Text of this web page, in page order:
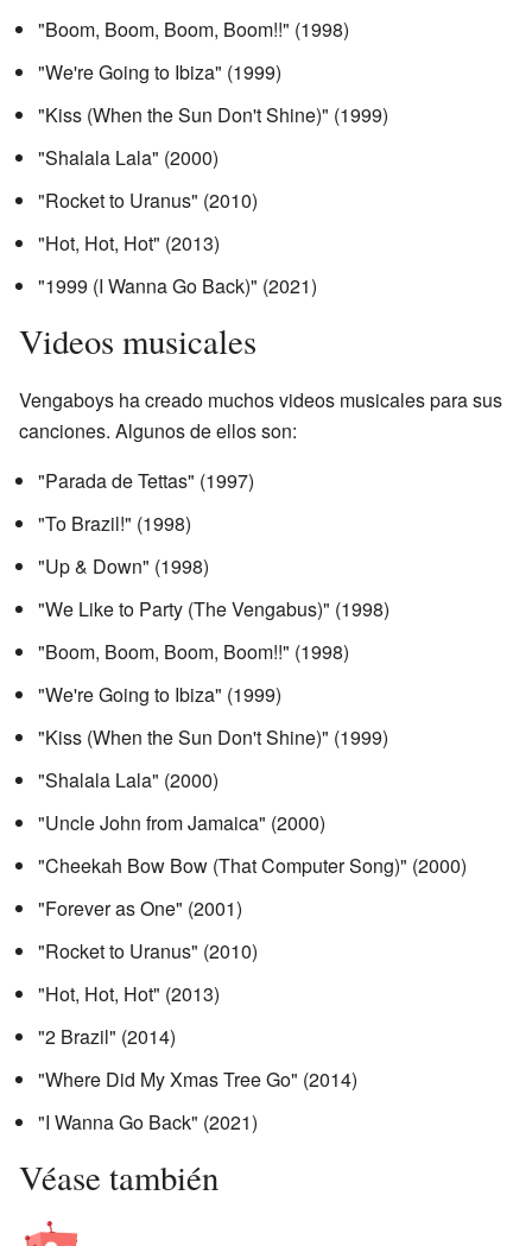
"Boom, Boom, Boom, Boom!!" (1998)
"We're Going to Ibiza" (1999)
"Kiss (When the Sun Don't Shine)" (1999)
"Shalala Lala" (2000)
"Rocket to Uranus" (2010)
"Hot, Hot, Hot" (2013)
"1999 (I Wanna Go Back)" (2021)
Videos musicales
Vengaboys ha creado muchos videos musicales para sus
canciones. Algunos de ellos son:
"Parada de Tettas" (1997)
"To Brazil!" (1998)
"Up & Down" (1998)
"We Like to Party (The Vengabus)" (1998)
"Boom, Boom, Boom, Boom!!" (1998)
"We're Going to Ibiza" (1999)
"Kiss (When the Sun Don't Shine)" (1999)
"Shalala Lala" (2000)
"Uncle John from Jamaica" (2000)
"Cheekah Bow Bow (That Computer Song)" (2000)
"Forever as One" (2001)
"Rocket to Uranus" (2010)
"Hot, Hot, Hot" (2013)
"2 Brazil" (2014)
"Where Did My Xmas Tree Go" (2014)
"I Wanna Go Back" (2021)
Véase también